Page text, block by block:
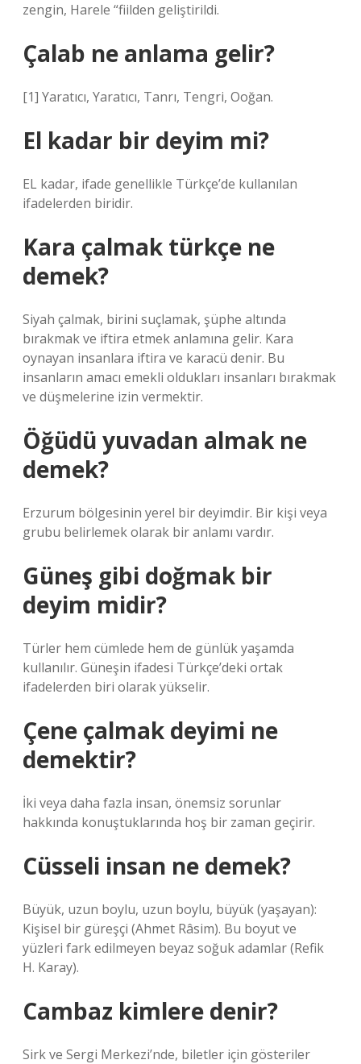
zengin, Harele “fiilden geliştirildi.
Çalab ne anlama gelir?
[1] Yaratıcı, Yaratıcı, Tanrı, Tengri, Ooğan.
El kadar bir deyim mi?
EL kadar, ifade genellikle Türkçe’de kullanılan
ifadelerden biridir.
Kara çalmak türkçe ne
demek?
Siyah çalmak, birini suçlamak, şüphe altında
bırakmak ve iftira etmek anlamına gelir. Kara
oynayan insanlara iftira ve karacü denir. Bu
insanların amacı emekli oldukları insanları bırakmak
ve düşmelerine izin vermektir.
Öğüdü yuvadan almak ne
demek?
Erzurum bölgesinin yerel bir deyimdir. Bir kişi veya
grubu belirlemek olarak bir anlamı vardır.
Güneş gibi doğmak bir
deyim midir?
Türler hem cümlede hem de günlük yaşamda
kullanılır. Güneşin ifadesi Türkçe’deki ortak
ifadelerden biri olarak yükselir.
Çene çalmak deyimi ne
demektir?
İki veya daha fazla insan, önemsiz sorunlar
hakkında konuştuklarında hoş bir zaman geçirir.
Cüsseli insan ne demek?
Büyük, uzun boylu, uzun boylu, büyük (yaşayan):
Kişisel bir güreşçi (Ahmet Râsim). Bu boyut ve
yüzleri fark edilmeyen beyaz soğuk adamlar (Refik
H. Karay).
Cambaz kimlere denir?
Sirk ve Sergi Merkezi’nde, biletler için gösteriler